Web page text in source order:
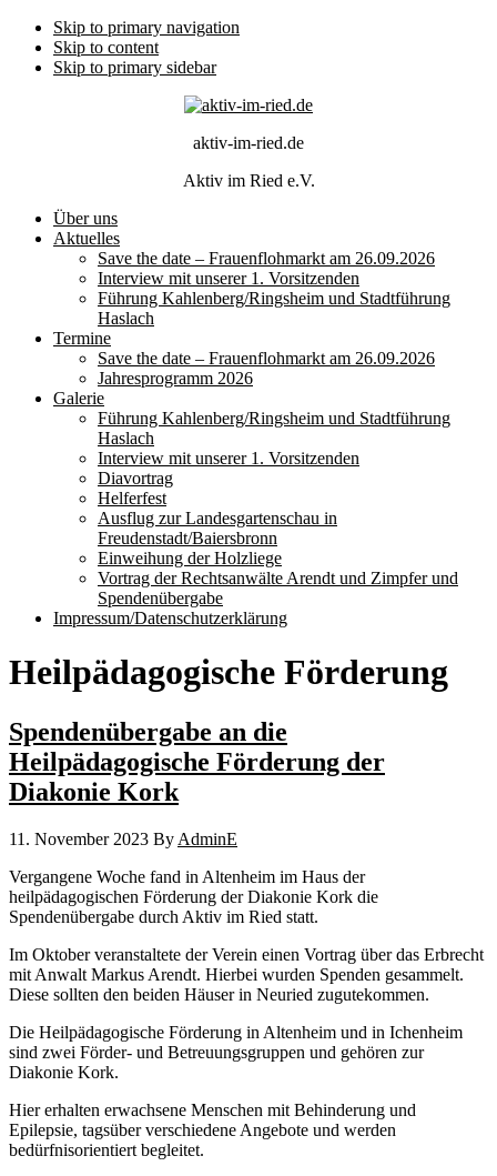
Skip to primary navigation
Skip to content
Skip to primary sidebar
aktiv-im-ried.de
Aktiv im Ried e.V.
Über uns
Aktuelles
Save the date – Frauenflohmarkt am 26.09.2026
Interview mit unserer 1. Vorsitzenden
Führung Kahlenberg/Ringsheim und Stadtführung
Haslach
Termine
Save the date – Frauenflohmarkt am 26.09.2026
Jahresprogramm 2026
Galerie
Führung Kahlenberg/Ringsheim und Stadtführung
Haslach
Interview mit unserer 1. Vorsitzenden
Diavortrag
Helferfest
Ausflug zur Landesgartenschau in
Freudenstadt/Baiersbronn
Einweihung der Holzliege
Vortrag der Rechtsanwälte Arendt und Zimpfer und
Spendenübergabe
Impressum/Datenschutzerklärung
Heilpädagogische Förderung
Spendenübergabe an die
Heilpädagogische Förderung der
Diakonie Kork
11. November 2023 By AdminE
Vergangene Woche fand in Altenheim im Haus der
heilpädagogischen Förderung der Diakonie Kork die
Spendenübergabe durch Aktiv im Ried statt.
Im Oktober veranstaltete der Verein einen Vortrag über das Erbrecht
mit Anwalt Markus Arendt. Hierbei wurden Spenden gesammelt.
Diese sollten den beiden Häuser in Neuried zugutekommen.
Die Heilpädagogische Förderung in Altenheim und in Ichenheim
sind zwei Förder- und Betreuungsgruppen und gehören zur
Diakonie Kork.
Hier erhalten erwachsene Menschen mit Behinderung und
Epilepsie, tagsüber verschiedene Angebote und werden
bedürfnisorientiert begleitet.